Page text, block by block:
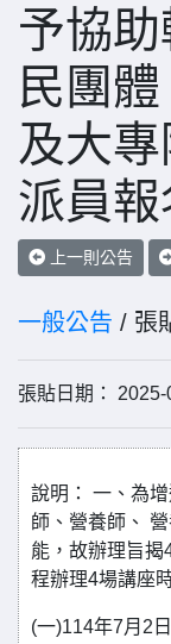
予協
民團
及大
派員
上一則公告
一般公告 / 張
張貼日期：
說明： 一、為
師、營養師、
能，故辦理旨揭
程辦理4場講座
(一)114年7月2